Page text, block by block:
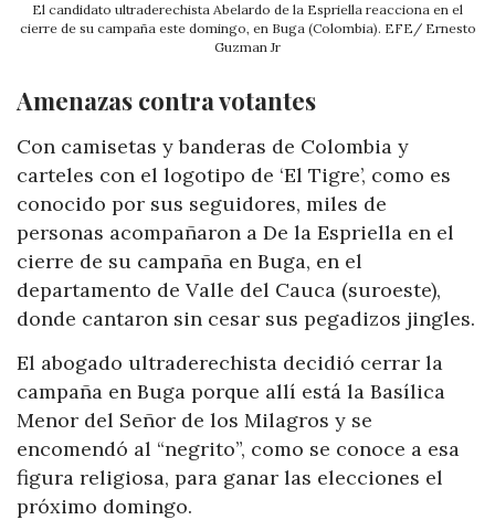
El candidato ultraderechista Abelardo de la Espriella reacciona en el
cierre de su campaña este domingo, en Buga (Colombia). EFE/ Ernesto
Guzman Jr
Amenazas contra votantes
Con camisetas y banderas de Colombia y
carteles con el logotipo de ‘El Tigre’, como es
conocido por sus seguidores, miles de
personas acompañaron a De la Espriella en el
cierre de su campaña en Buga, en el
departamento de Valle del Cauca (suroeste),
donde cantaron sin cesar sus pegadizos jingles.
El abogado ultraderechista decidió cerrar la
campaña en Buga porque allí está la Basílica
Menor del Señor de los Milagros y se
encomendó al “negrito”, como se conoce a esa
figura religiosa, para ganar las elecciones el
próximo domingo.